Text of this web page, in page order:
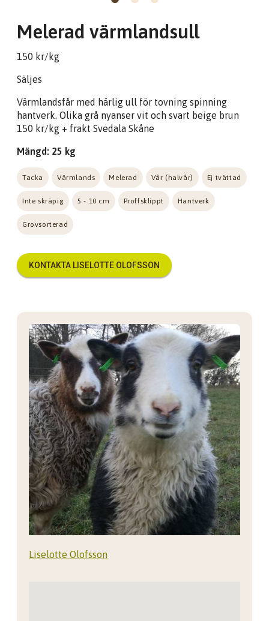
Melerad värmlandsull
150 kr/kg
Säljes
Värmlandsfår med härlig ull för tovning spinning
hantverk. Olika grå nyanser vit och svart beige brun
150 kr/kg + frakt Svedala Skåne
Mängd: 25 kg
Tacka Värmlands Melerad Vår (halvår) Ej tvättad
Inte skräpig 5 - 10 cm Proffsklippt Hantverk
Grovsorterad
KONTAKTA LISELOTTE OLOFSSON
Liselotte Olofsson